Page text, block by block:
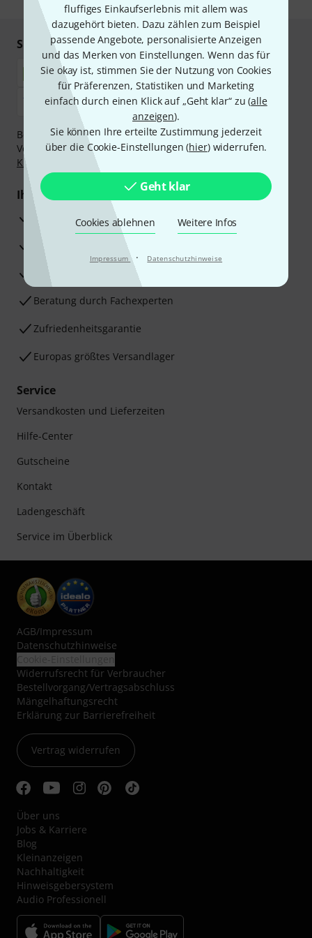
fluffiges Einkaufserlebnis mit allem was
dazugehört bieten. Dazu zählen zum Beispiel
passende Angebote, personalisierte Anzeigen
und das Merken von Einstellungen. Wenn das für
Sie okay ist, stimmen Sie der Nutzung von Cookies
für Präferenzen, Statistiken und Marketing
einfach durch einen Klick auf „Geht klar“ zu (alle
anzeigen).
Sie können Ihre erteilte Zustimmung jederzeit
über die Cookie-Einstellungen (hier) widerrufen.
Geht klar
Cookies ablehnen Weitere Infos
Impressum · Datenschutzhinweise
Sicher einkaufen & bezahlen
Bezahlen Sie vertraulich und sicher per Nachnahme,
Vorkasse, PayPal, Amazon Pay,Klarna Sofort bezahlen
Klarna Ratenzahlung
Ihre Vorteile
3 Jahre Thomann Garantie
30 Tage Money-Back-Garantie
Beratung durch Fachexperten
Zufriedenheitsgarantie
Europas größtes Versandlager
Service
Versandkosten und Lieferzeiten
Hilfe-Center
Gutscheine
Kontakt
Ladengeschäft
Service im Überblick
AGB/Impressum
Datenschutzhinweise
Widerrufsrecht für Verbraucher
Bestellvorgang/Vertragsabschluss
Mängelhaftungsrecht
Erklärung zur Barrierefreiheit
Vertrag widerrufen
Über uns
Jobs & Karriere
Blog
Kleinanzeigen
Nachhaltigkeit
Hinweisgebersystem
Audio Professionell